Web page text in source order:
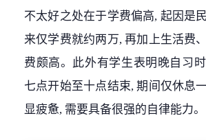
不太好之处在于学费偏高, 起因是
来仅学费就约两万, 再加上生活费
费颇高。此外有学生表明晚自习
七点开始至十点结束, 期间仅休息
显疲惫, 需要具备很强的自律能力。